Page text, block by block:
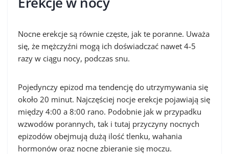
Nocne erekcje są równie częste, jak te poranne. Uważa
się, że mężczyźni mogą ich doświadczać nawet 4-5
razy w ciągu nocy, podczas snu.
Pojedynczy epizod ma tendencję do utrzymywania się
około 20 minut. Najczęściej nocje erekcje pojawiają się
między 4:00 a 8:00 rano. Podobnie jak w przypadku
wzwodów porannych, tak i tutaj przyczyny nocnych
epizodów obejmują dużą ilość tlenku, wahania
hormonów oraz nocne zbieranie się moczu.